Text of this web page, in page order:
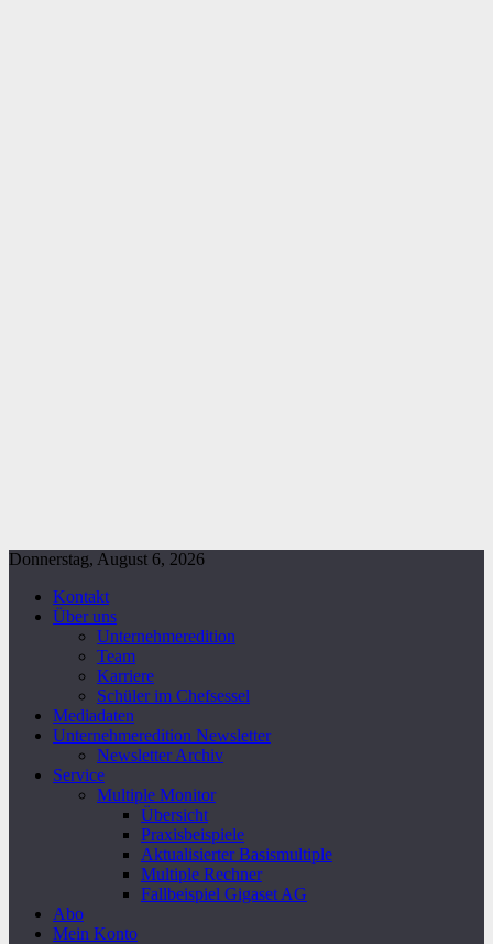
Donnerstag, August 6, 2026
Kontakt
Über uns
Unternehmeredition
Team
Karriere
Schüler im Chefsessel
Mediadaten
Unternehmeredition Newsletter
Newsletter Archiv
Service
Multiple Monitor
Übersicht
Praxisbeispiele
Aktualisierter Basismultiple
Multiple Rechner
Fallbeispiel Gigaset AG
Abo
Mein Konto